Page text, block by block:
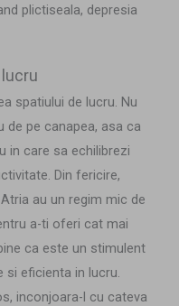
plictiseala, depresia
spatiului de lucru. Nu
pe canapea, asa ca
in care sa echilibrezi
Din fericire,
Atria au un regim mic de
a-ti oferi cat mai
ca este un stimulent
eficienta in lucru.
inconjoara-l cu cateva